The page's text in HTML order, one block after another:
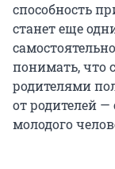
способность
станет еще
понимать, что
родителями
от родителей —
молодого